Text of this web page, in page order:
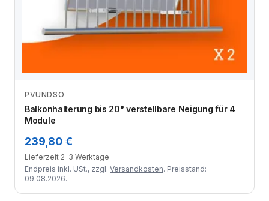
PVUNDSO
Balkonhalterung bis 20° verstellbare Neigung für 4
Module
239,80 €
Lieferzeit 2-3 Werktage
Endpreis inkl. USt., zzgl. Versandkosten. Preisstand:
09.08.2026.